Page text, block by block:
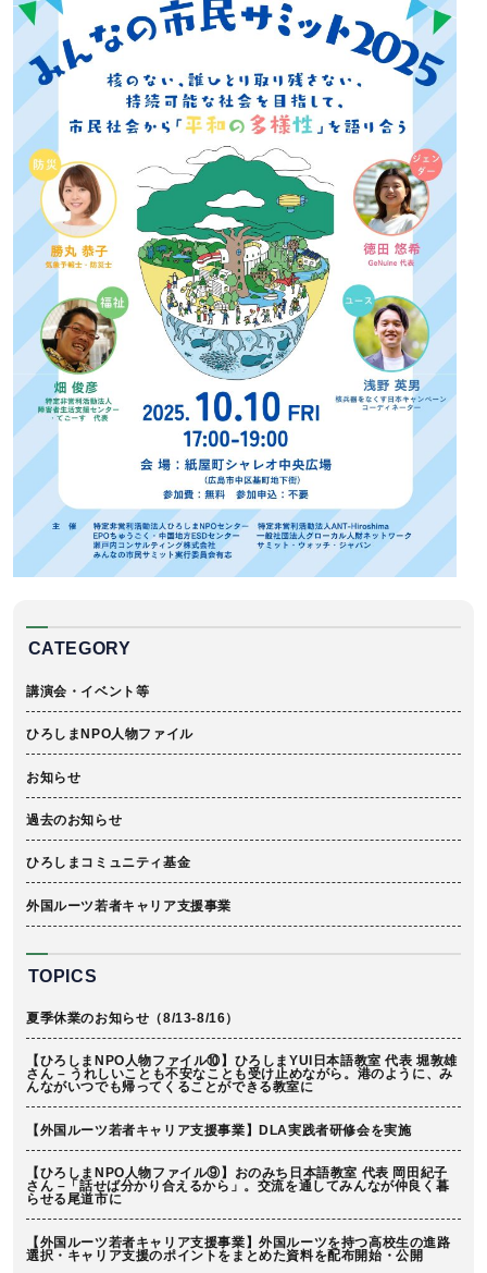
CATEGORY
講演会・イベント等
ひろしまNPO人物ファイル
お知らせ
過去のお知らせ
ひろしまコミュニティ基金
外国ルーツ若者キャリア支援事業
TOPICS
夏季休業のお知らせ（8/13-8/16）
【ひろしまNPO人物ファイル⑩】ひろしまYUI日本語教室 代表 堀敦雄
さん – うれしいことも不安なことも受け止めながら。港のように、み
んながいつでも帰ってくることができる教室に
【外国ルーツ若者キャリア支援事業】DLA実践者研修会を実施
【ひろしまNPO人物ファイル⑨】おのみち日本語教室 代表 岡田紀子
さん –「話せば分かり合えるから」。交流を通してみんなが仲良く暮
らせる尾道市に
【外国ルーツ若者キャリア支援事業】外国ルーツを持つ高校生の進路
選択・キャリア支援のポイントをまとめた資料を配布開始・公開